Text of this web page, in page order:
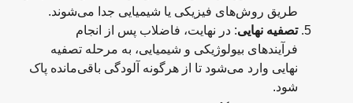
طریق روش‌های فیزیکی یا شیمیایی جدا می‌شوند.
تصفیه نهایی : در نهایت، فاضلاب پس از انجام
فرآیندهای بیولوژیکی و شیمیایی، به مرحله تصفیه
نهایی وارد می‌شود تا از هرگونه آلودگی باقی‌مانده پاک
شود.